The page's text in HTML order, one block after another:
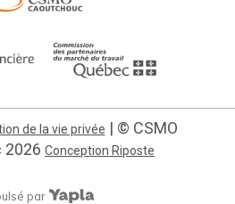
de la vie privée | © CSMO
2026 Conception Riposte
par